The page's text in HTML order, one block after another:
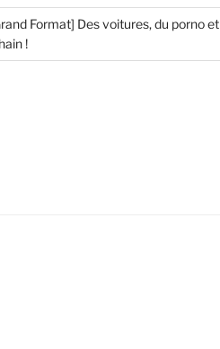
Format] Des voitures, du porno et
!